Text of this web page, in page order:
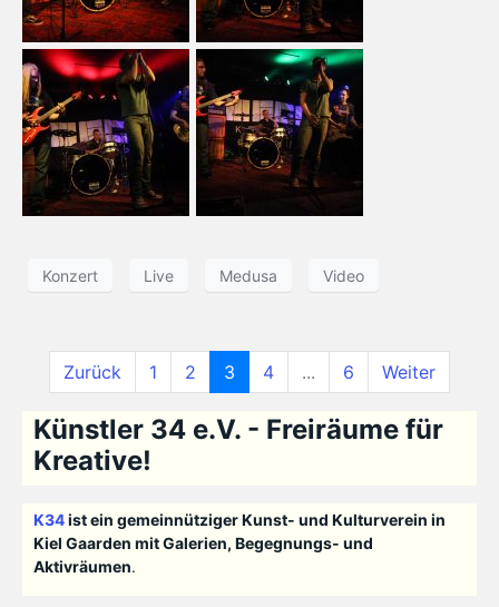
Konzert Live Medusa Video
Zurück 1 2 3 4 ... 6 Weiter
Künstler 34 e.V. - Freiräume für
Kreative!
K34ist ein gemeinnütziger Kunst- und Kulturverein in
Kiel Gaarden mit Galerien, Begegnungs- und
Aktivräumen.